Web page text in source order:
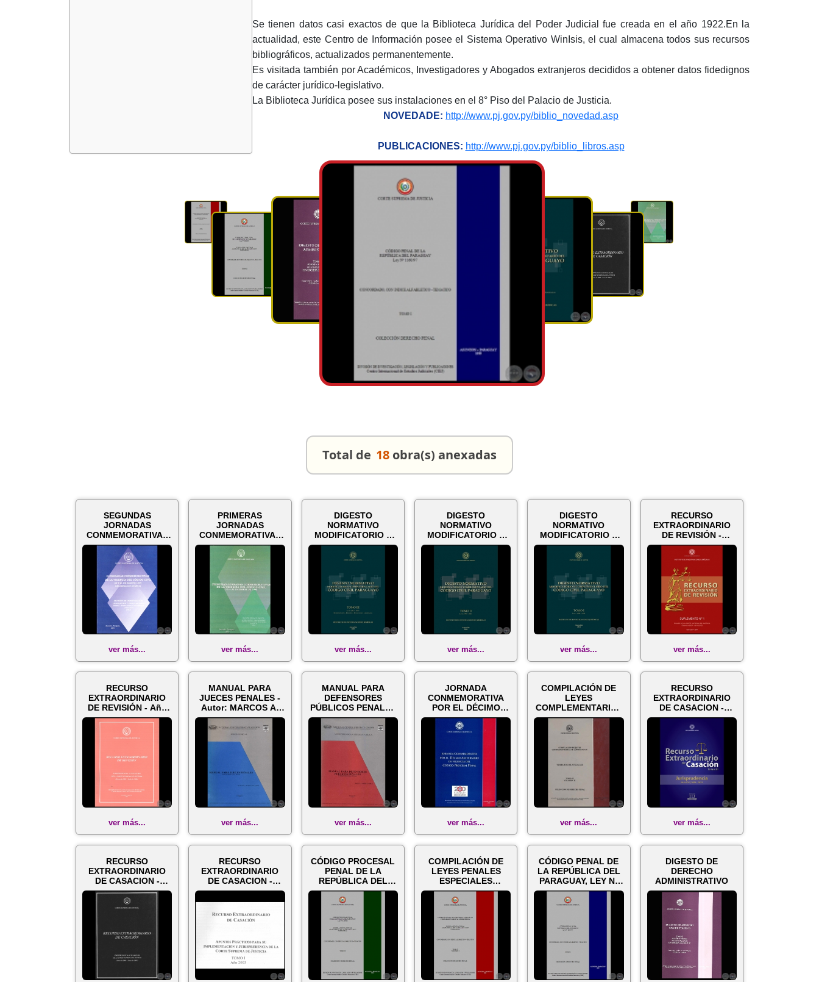
Se tienen datos casi exactos de que la Biblioteca Jurídica del Poder Judicial fue creada en el año 1922.En la
actualidad, este Centro de Información posee el Sistema Operativo WinIsis, el cual almacena todos sus recursos
bibliográficos, actualizados permanentemente.
Es visitada también por Académicos, Investigadores y Abogados extranjeros decididos a obtener datos fidedignos
de carácter jurídico-legislativo.
La Biblioteca Jurídica posee sus instalaciones en el 8° Piso del Palacio de Justicia.
NOVEDADE: http://www.pj.gov.py/biblio_novedad.asp
PUBLICACIONES: http://www.pj.gov.py/biblio_libros.asp
Total de 18 obra(s) anexadas
SEGUNDAS
JORNADAS
CONMEMORATIVAS
DE LA VIGENCIA DEL
CÓDIGO CIVIL ...
ver más...
PRIMERAS
JORNADAS
CONMEMORATIVAS
DE LA VIGENCIA DEL
CÓDIGO CIVIL ...
ver más...
DIGESTO
NORMATIVO
MODIFICATORIO Y
COMPLEMENTARIO
DEL CÓDIGO CIVIL...
ver más...
DIGESTO
NORMATIVO
MODIFICATORIO Y
COMPLEMENTARIO
DEL CÓDIGO CIVIL...
ver más...
DIGESTO
NORMATIVO
MODIFICATORIO Y
COMPLEMENTARIO
DEL CÓDIGO CIVIL...
ver más...
RECURSO
EXTRAORDINARIO
DE REVISIÓN -
Suplemento Nº1 -
Año 2014
ver más...
RECURSO
EXTRAORDINARIO
DE REVISIÓN - Año
2007
ver más...
MANUAL PARA
JUECES PENALES -
Autor: MARCOS A.
KOHN GALLARDO -
Año...
ver más...
MANUAL PARA
DEFENSORES
PÚBLICOS PENALES
- Autor: ROQUE A.
ORREGO...
ver más...
JORNADA
CONMEMORATIVA
POR EL DÉCIMO
ANIVERSARIO DE
VIGENCIA DEL C...
ver más...
COMPILACIÓN DE
LEYES
COMPLEMENTARIAS
AL CÓDIGO PENAL -
TOMO II - ...
ver más...
RECURSO
EXTRAORDINARIO
DE CASACION -
TOMO III - Año 2015
ver más...
RECURSO
EXTRAORDINARIO
DE CASACION -
TOMO II - Año 2005
RECURSO
EXTRAORDINARIO
DE CASACION -
TOMO I - Año 2003
CÓDIGO PROCESAL
PENAL DE LA
REPÚBLICA DEL
PARAGUAY LEY Nº
1286/98...
COMPILACIÓN DE
LEYES PENALES
ESPECIALES
COMPLEMENTARIAS
AL CÓDIGO...
CÓDIGO PENAL DE
LA REPÚBLICA DEL
PARAGUAY, LEY Nº
1160/97 - Conco...
DIGESTO DE
DERECHO
ADMINISTRATIVO